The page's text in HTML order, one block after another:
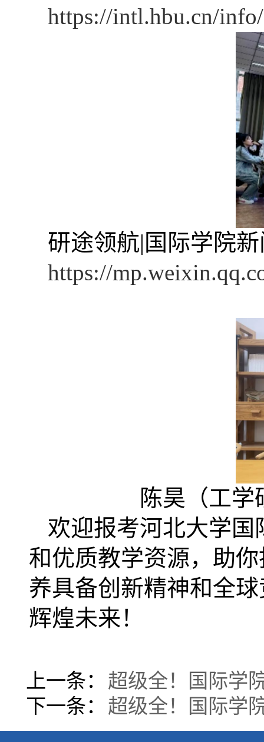
https://intl.hbu.cn/
研途领航|国际学院
https://
陈昊（工
欢迎报考河北大学
和优质教学资源，助
养具备创新精神和全
辉煌未来！
上一条：
超级全！国际学
下一条：
超级全！国际学